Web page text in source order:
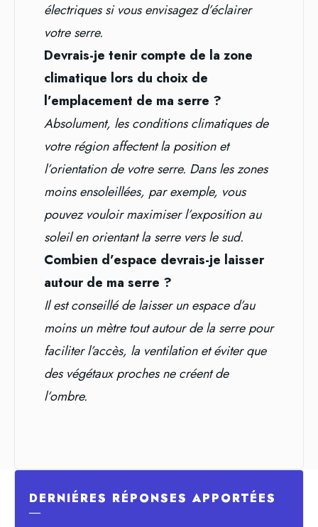
électriques si vous envisagez d’éclairer
votre serre.
Devrais-je tenir compte de la zone
climatique lors du choix de
l’emplacement de ma serre ?
Absolument, les conditions climatiques de
votre région affectent la position et
l’orientation de votre serre. Dans les zones
moins ensoleillées, par exemple, vous
pouvez vouloir maximiser l’exposition au
soleil en orientant la serre vers le sud.
Combien d’espace devrais-je laisser
autour de ma serre ?
Il est conseillé de laisser un espace d’au
moins un mètre tout autour de la serre pour
faciliter l’accès, la ventilation et éviter que
des végétaux proches ne créent de
l’ombre.
DERNIÉRES RÉPONSES APPORTÉES
―